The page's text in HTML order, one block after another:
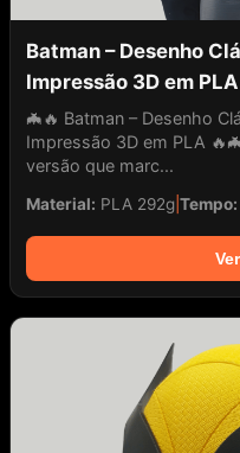
Batman – Desenho
Impressão 3D em PLA
🦇🔥 Batman – Desenho
Impressão 3D em PLA
versão que marc...
Material: PLA 292g| Tempo: